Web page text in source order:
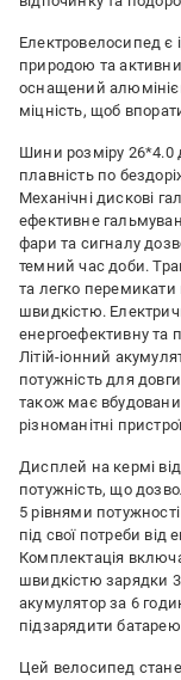
Електровелосипед
природою та
оснащений
міцність, щоб
Шини розміру 26*4.0
плавність по
Механічні дискові
ефективне
фари та сигналу
темний час доби.
та легко
швидкістю.
енергоефективну та
Літій-іонний
потужність для
також має
різноманітні
Дисплей на кермі
потужність, що
5 рівнями
під свої потреби
Комплектація
швидкістю зарядки
акумулятор за 6
підзарядити
Цей велосипед